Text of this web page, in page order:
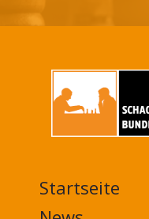
MAIN
NAVIGATION
Startseite